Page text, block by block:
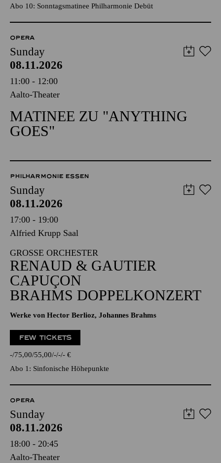
Abo 10: Sonntagsmatinee Philharmonie Debüt
OPERA
Sunday
08.11.2026
11:00 - 12:00
Aalto-Theater
MATINEE ZU "ANYTHING
GOES"
PHILHARMONIE ESSEN
Sunday
08.11.2026
17:00 - 19:00
Alfried Krupp Saal
GROSSE ORCHESTER
RENAUD & GAUTIER
CAPUÇON
BRAHMS DOPPELKONZERT
Werke von Hector Berlioz, Johannes Brahms
FEW TICKETS
- 75,00 55,00 - - - €
Abo 1: Sinfonische Höhepunkte
OPERA
Sunday
08.11.2026
18:00 - 20:45
Aalto-Theater